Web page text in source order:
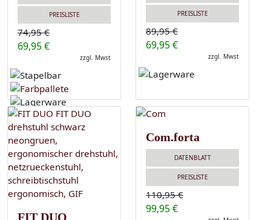
PREISLISTE
74,95 €
69,95 €
zzgl. Mwst
PREISLISTE
89,95 €
69,95 €
zzgl. Mwst
FIT DUO
Com.forta
DATENBLATT
PREISLISTE
110,95 €
99,95 €